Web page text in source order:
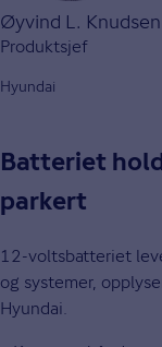
Øyvind L. Knudsen
Produktsjef
Hyundai
Batteriet
parkert
12-voltsbatteriet
og systemer,
Hyundai.